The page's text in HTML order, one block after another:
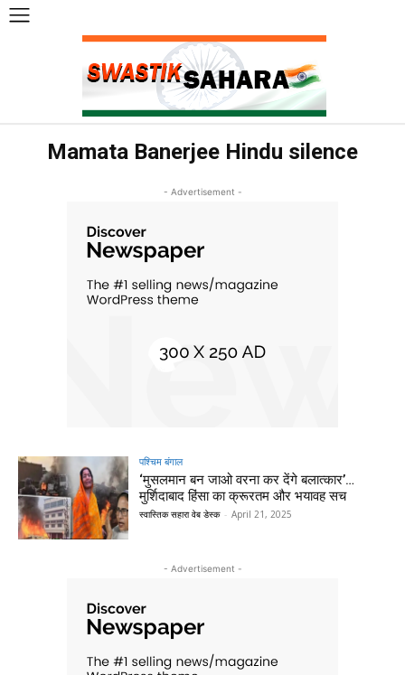
Mamata Banerjee Hindu silence
- Advertisement -
पश्चिम बंगाल
‘मुसलमान बन जाओ वरना कर देंगे बलात्कार’…
मुर्शिदाबाद हिंसा का क्रूरतम और भयावह सच
स्वास्तिक सहारा वेब डेस्क - April 21, 2025
- Advertisement -